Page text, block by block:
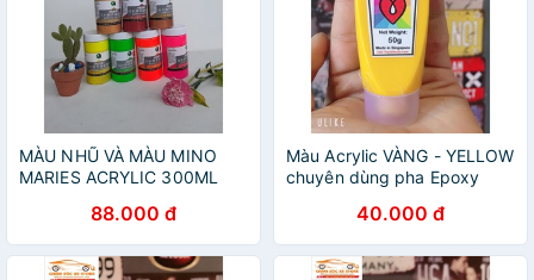
MÀU NHŨ VÀ MÀU MINO
MARIES ACRYLIC 300ML
88.000 đ
Màu Acrylic VÀNG - YELLOW
chuyên dùng pha Epoxy
chamsocxestore
40.000 đ